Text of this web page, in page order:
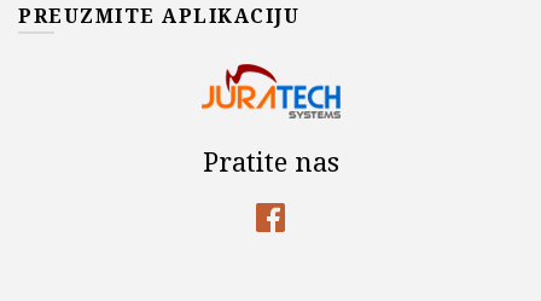
PREUZMITE APLIKACIJU
Pratite nas